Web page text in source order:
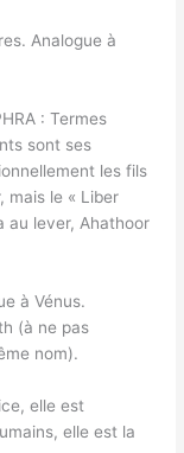
Analogue à
: Termes
sont ses
les fils
mais le « Liber
au lever, Ahathoor
à Vénus.
(à ne pas
nom).
elle est
elle est la